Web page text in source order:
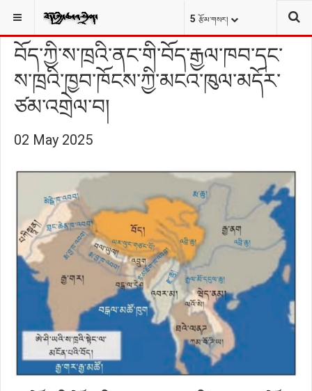
5 རྩོམ་གསར།
YOU ARE HERE: བོད་སྐོར།
བོད་ཀྱི་ས་ཁྲའི་ནང་གི་བོད་རྒྱལ་ཁབ་དང་
ས་ཁྲའི་ཁྱབ་ཁོངས་ཀྱི་མངའ་ཁུལ་མདོར་
ཙམ་འགྲེལ་བ།
02 May 2025